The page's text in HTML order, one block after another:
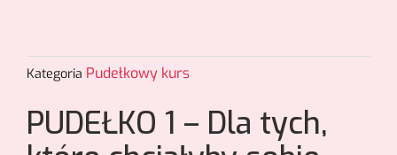
Kategoria Pudełkowy kurs
PUDEŁKO 1 – Dla tych,